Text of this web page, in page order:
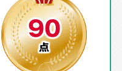
90
点